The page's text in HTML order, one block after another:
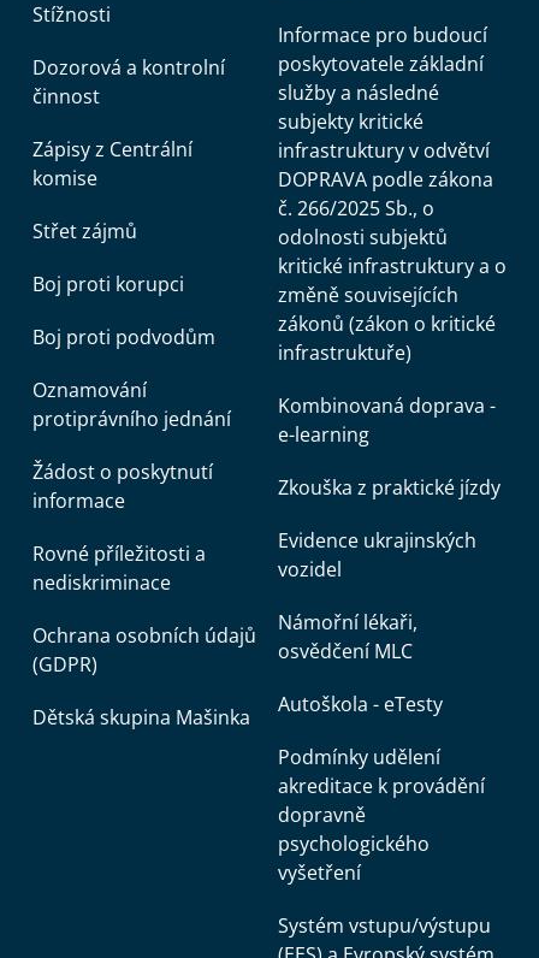
Stížnosti
Dozorová a kontrolní
činnost
Zápisy z Centrální
komise
Střet zájmů
Boj proti korupci
Boj proti podvodům
Oznamování
protiprávního jednání
Žádost o poskytnutí
informace
Rovné příležitosti a
nediskriminace
Ochrana osobních údajů
(GDPR)
Dětská skupina Mašinka
Informace pro budoucí
poskytovatele základní
služby a následné
subjekty kritické
infrastruktury v odvětví
DOPRAVA podle zákona
č. 266/2025 Sb., o
odolnosti subjektů
kritické infrastruktury a o
změně souvisejících
zákonů (zákon o kritické
infrastruktuře)
Kombinovaná doprava -
e-learning
Zkouška z praktické jízdy
Evidence ukrajinských
vozidel
Námořní lékaři,
osvědčení MLC
Autoškola - eTesty
Podmínky udělení
akreditace k provádění
dopravně
psychologického
vyšetření
Systém vstupu/výstupu